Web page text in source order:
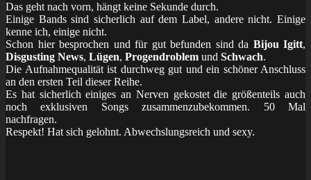
Das geht nach vorn, hängt keine Sekunde durch.
Einige Bands sind sicherlich auf dem Label, andere nicht. Einige
kenne ich, einige nicht.
Schon hier besprochen und für gut befunden sind da Bijou Igitt,
Disgusting News, Lügen, Progendroblem und Schwach.
Die Aufnahmequalität ist durchweg gut und ein schöner Anschluss
an den ersten Teil dieser Reihe.
Es hat sicherlich einiges an Nerven gekostet die größenteils auch
noch exklusiven Songs zusammenzubekommen. 50 Mal
nachfragen.
Respekt! Hat sich gelohnt. Abwechslungsreich und sexy.